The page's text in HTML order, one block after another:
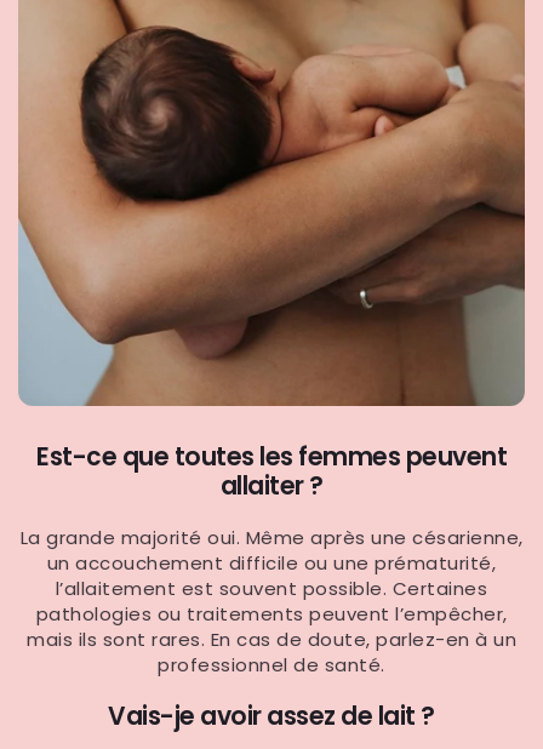
Est-ce que toutes les femmes peuvent
allaiter ?
La grande majorité oui. Même après une césarienne,
un accouchement difficile ou une prématurité,
l’allaitement est souvent possible. Certaines
pathologies ou traitements peuvent l’empêcher,
mais ils sont rares. En cas de doute, parlez-en à un
professionnel de santé.
Vais-je avoir assez de lait ?